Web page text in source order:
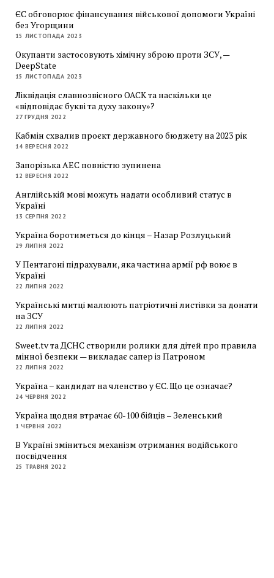
ЄС обговорює фінансування військової допомоги Україні
без Угорщини
15 ЛИСТОПАДА 2023
Окупанти застосовують хімічну зброю проти ЗСУ, —
DeepState
15 ЛИСТОПАДА 2023
Ліквідація славнозвісного ОАСК та наскільки це
«відповідає букві та духу закону»?
27 ГРУДНЯ 2022
Кабмін схвалив проєкт державного бюджету на 2023 рік
14 ВЕРЕСНЯ 2022
Запорізька АЕС повністю зупинена
12 ВЕРЕСНЯ 2022
Англійській мові можуть надати особливий статус в
Україні
13 СЕРПНЯ 2022
Україна боротиметься до кінця – Назар Розлуцький
29 ЛИПНЯ 2022
У Пентагоні підрахували, яка частина армії рф воює в
Україні
22 ЛИПНЯ 2022
Українські митці малюють патріотичні листівки за донати
на ЗСУ
22 ЛИПНЯ 2022
Sweet.tv та ДСНС створили ролики для дітей про правила
мінної безпеки — викладає сапер із Патроном
22 ЛИПНЯ 2022
Україна – кандидат на членство у ЄС. Що це означає?
24 ЧЕРВНЯ 2022
Україна щодня втрачає 60-100 бійців – Зеленський
1 ЧЕРВНЯ 2022
В Україні зміниться механізм отримання водійського
посвідчення
25 ТРАВНЯ 2022